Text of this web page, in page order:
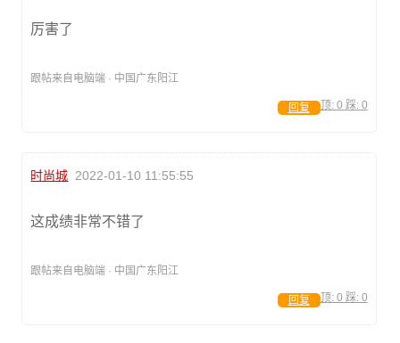
厉害了
跟帖来自电脑端 · 中国广东阳江
顶: 0 踩: 0
回复
时尚城 2022-01-10 11:55:55
这成绩非常不错了
跟帖来自电脑端 · 中国广东阳江
顶: 0 踩: 0
回复